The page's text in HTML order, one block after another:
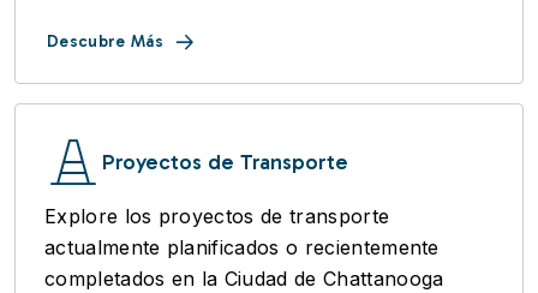
Descubre Más
Proyectos de Transporte
Explore los proyectos de transporte
actualmente planificados o recientemente
completados en la Ciudad de Chattanooga